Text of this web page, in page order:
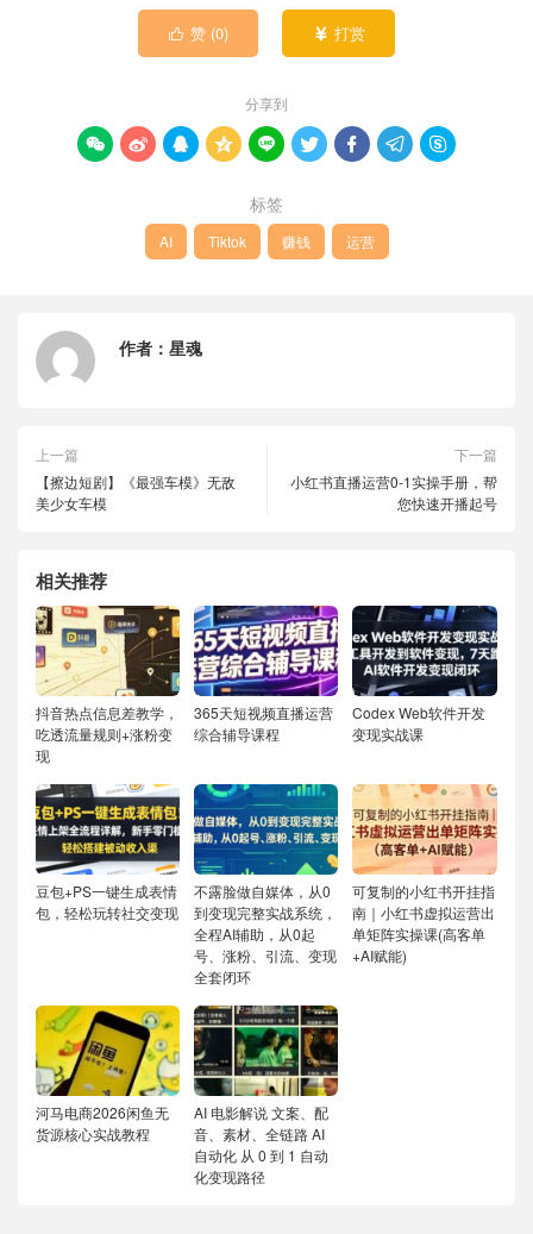
 赞 (0)  打赏
分享到
        
标签
AI Tiktok 赚钱 运营
作者： 星魂
上一篇
【擦边短剧】《最强车模》无敌
美少女车模
下一篇
小红书直播运营0-1实操手册，帮
您快速开播起号
相关推荐
抖音热点信息差教学，
吃透流量规则+涨粉变
现
365天短视频直播运营
综合辅导课程
Codex Web软件开发
变现实战课
豆包+PS一键生成表情
包，轻松玩转社交变现
不露脸做自媒体，从0
到变现完整实战系统，
全程AI辅助，从0起
号、涨粉、引流、变现
全套闭环
可复制的小红书开挂指
南｜小红书虚拟运营出
单矩阵实操课(高客单
+AI赋能)
河马电商2026闲鱼无
货源核心实战教程
AI 电影解说 文案、配
音、素材、全链路 AI
自动化 从 0 到 1 自动
化变现路径